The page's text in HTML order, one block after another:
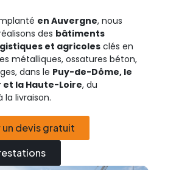
en Auvergne, nous
des bâtiments
et agricoles clés en
métalliques, ossatures béton,
dans le Puy-de-Dôme, le
et la Haute-Loire, du
la livraison.
un devis gratuit